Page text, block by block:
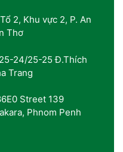
2, Khu vực 2, P. An
Thơ
24/25-25 Đ.Thích
Trang
Street 139
Phnom Penh